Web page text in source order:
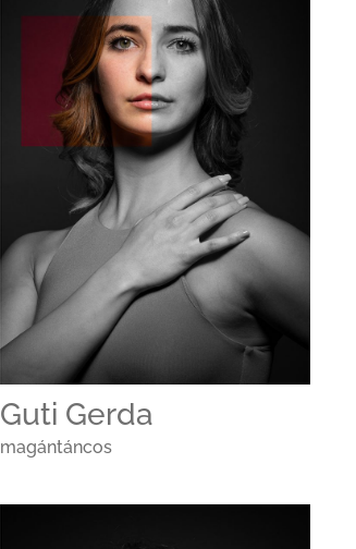
Guti Gerda
magántáncos